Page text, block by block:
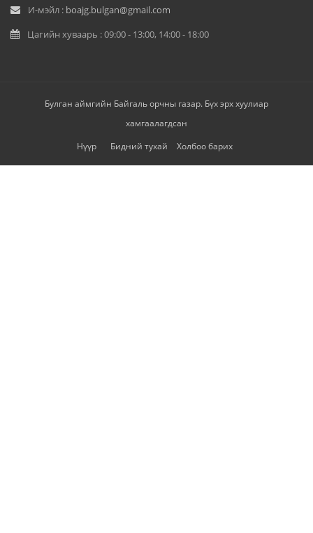
И-мэйл : boajg.bulgan@gmail.com
Цагийн хуваарь : 09:00 - 13:00, 14:00 - 18:00
Булган аймгийн Байгаль орчны газар. Бүх эрх хуулиар
хамгаалагдсан
Нүүр
Бидний тухай Холбоо барих